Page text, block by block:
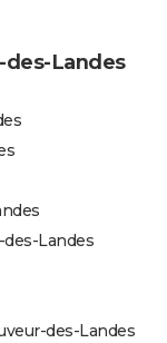
des-Landes
des-Landes
des-Landes